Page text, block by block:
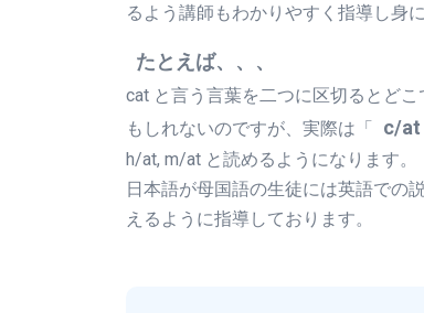
るよう講師もわかりやすく指導し身
たとえば、、、
cat と言う言葉を二つに区切るとど
もしれないのですが、実際は「 c/at
h/at, m/at と読めるようになります。
日本語が母国語の生徒には英語での
えるように指導しております。